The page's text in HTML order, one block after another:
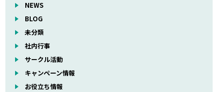
NEWS
BLOG
未分類
社内行事
サークル活動
キャンペーン情報
お役立ち情報